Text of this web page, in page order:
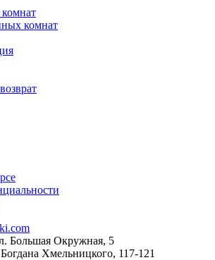
комнат
Большая Окружная, 5
Хмельницкого, 117-121